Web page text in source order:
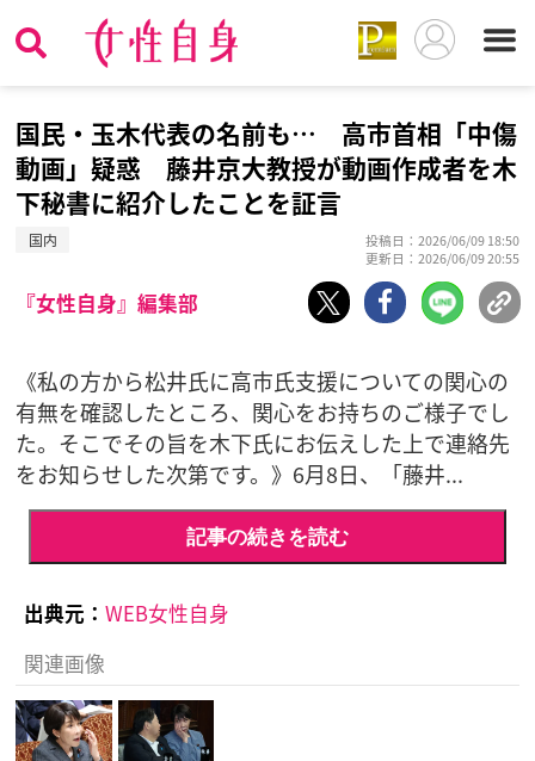
国民・玉木代表の名前も… 高市首相「中傷
動画」疑惑 藤井京大教授が動画作成者を木
下秘書に紹介したことを証言
国内
投稿日：2026/06/09 18:50
更新日：2026/06/09 20:55
『女性自身』編集部
《私の方から松井氏に高市氏支援についての関心の
有無を確認したところ、関心をお持ちのご様子でし
た。そこでその旨を木下氏にお伝えした上で連絡先
をお知らせした次第です。》6月8日、「藤井...
記事の続きを読む
出典元： WEB女性自身
関連画像